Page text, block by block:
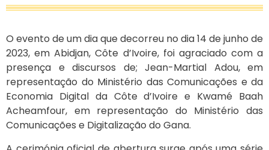
O evento de um dia que decorreu no dia 14 de junho de
2023, em Abidjan, Côte d’Ivoire, foi agraciado com a
presença e discursos de; Jean-Martial Adou, em
representação do Ministério das Comunicações e da
Economia Digital da Côte d’Ivoire e Kwamé Baah
Acheamfour, em representação do Ministério das
Comunicações e Digitalização do Gana.